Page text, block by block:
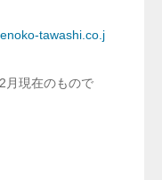
tawashi.co.j
月現在のもので